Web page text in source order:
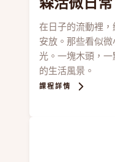
在日子的流動裡
安放。那些看似
光。一塊木頭，
的生活風景。
課程詳情